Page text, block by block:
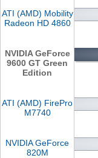
ATI (AMD) Mobility
Radeon HD 4860
NVIDIA GeForce
9600 GT Green
Edition
ATI (AMD) FirePro
M7740
NVIDIA GeForce
820M